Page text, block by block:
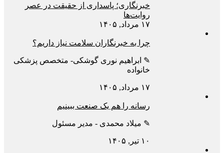
خبرنگاری؛ پاسداری از حقیقت در عصر
روایت‌ها
۱۷ مرداد, ۱۴۰۵
چرا به خبرنگاران سلامت نیاز داریم؟
✎ ابراهیم نوری گوشکی- متخصص پزشکی
خانواده
۱۷ مرداد, ۱۴۰۵
رسانه را هم یک صنعت ببینیم
✎ میلاد محمدی - مدیر مسئول
۱۰ تیر, ۱۴۰۵